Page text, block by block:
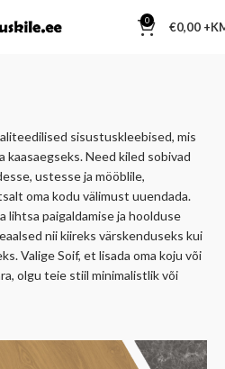
0 €0,00
sisustuskleebised, mis
kaasaegseks. Need kiled sobivad
ustesse ja mööblile,
oma kodu välimust uuendada.
lihtsa paigaldamise ja hoolduse
nii kiireks värskenduseks kui
Valige Soif, et lisada oma koju või
olgu teie stiil minimalistlik või